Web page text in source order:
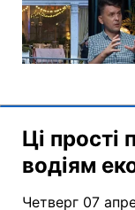
Ці
водіям
Четверг 07